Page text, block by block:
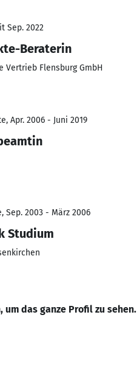
Sep. 2022
Beraterin
Vertrieb Flensburg GmbH
Apr. 2006 - Juni 2019
Sep. 2003 - März 2006
Studium
um das ganze Profil zu sehen.